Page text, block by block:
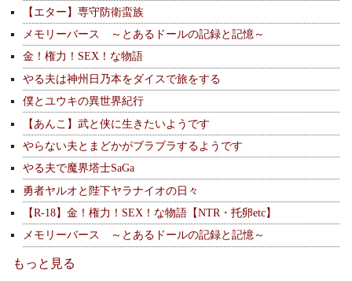
【エター】専守防衛蛮族
メモリーバース ～とあるドールの記録と記憶～
金！権力！SEX！な物語
やる夫は神州日乃本をダイスで旅をする
僕とユウキの異世界紀行
【あんこ】武と侠に生きたいようです
やらない夫とまどかがブラブラするようです
やる夫で魔界塔士SaGa
勇者ヤルオと陛下ヤラナイオの日々
【R-18】金！権力！SEX！な物語【NTR・托卵etc】
メモリーバース ～とあるドールの記録と記憶～
もっと見る